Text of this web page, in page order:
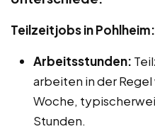
Teilzeitjobs in Pohlheim:
Arbeitsstunden:
arbeiten in der
Woche,
Stunden.